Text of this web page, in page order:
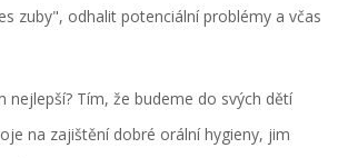
zuby", odhalit potenciální problémy a včas
nejlepší? Tím, že budeme do svých dětí
na zajištění dobré orální hygieny, jim